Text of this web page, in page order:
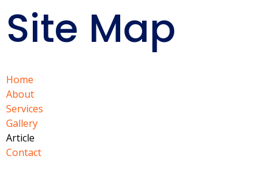
Site Map
Home
About
Services
Gallery
Article
Contact